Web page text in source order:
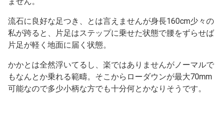
流石に良好な足つき、とは言えませんが身長160cm少々の
私が跨ると、片足はステップに乗せた状態で腰をずらせば
片足が軽く地面に届く状態。
かかとは全然浮いてるし、楽ではありませんがノーマルで
もなんとか乗れる範疇。そこからローダウンが最大70mm
可能なので多少小柄な方でも十分何とかなりそうです。